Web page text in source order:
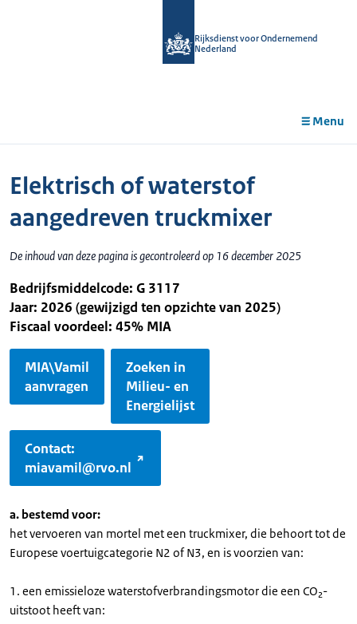
Rijksdienst voor Ondernemend
Nederland
Menu
Elektrisch of waterstof
aangedreven truckmixer
De inhoud van deze pagina is gecontroleerd op 16 december 2025
Bedrijfsmiddelcode: G 3117
Jaar: 2026 (gewijzigd ten opzichte van 2025)
Fiscaal voordeel: 45% MIA
MIA\Vamil
aanvragen
Zoeken in
Milieu- en
Energielijst
Contact:
miavamil@rvo.nl
a. bestemd voor:
het vervoeren van mortel met een truckmixer, die behoort tot de
Europese voertuigcategorie N2 of N3, en is voorzien van:
1. een emissieloze waterstofverbrandingsmotor die een CO₂-
uitstoot heeft van: